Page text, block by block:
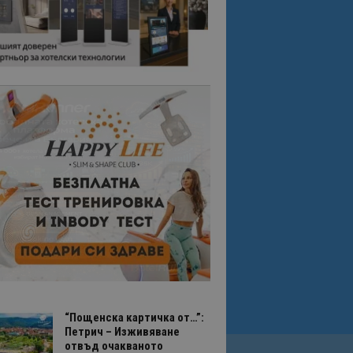
“Пощенска картичка от…”:
Петрич – Изживяване
отвъд очакваното